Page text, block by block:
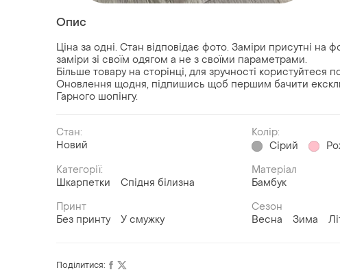
Опис
Ціна за одні. Стан відповідає фото. Заміри присутні
заміри зі своїм одягом а не з своїми параметрами.
Більше товару на сторінці, для зручності користуйтеся
Оновлення щодня, підпишись щоб першим бачити
Гарного шопінгу.
Стан:
Новий
Колір:
Сірий
Категорії:
Шкарпетки
Спідня білизна
Матеріал
Бамбук
Принт
Без принту
У смужку
Сезон
Весна
Зима
Поділитися: